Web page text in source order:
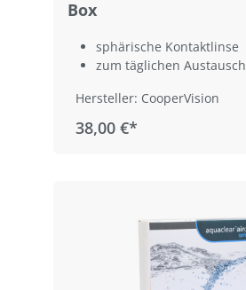
Box
sphärische Kontaktlinse
zum täglichen Austausch
Hersteller: CooperVision
38,00 €*